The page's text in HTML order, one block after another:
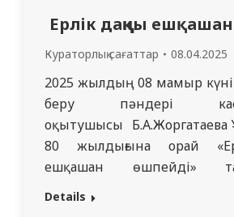
Ерлік даңқы
Кураторлық сағаттар 08.04.2025
2025 жылдың 08 мамыр күні
беру пәндері
оқытушысы Б.А.Жоргатаева
80 жылдығына орай
ешқашан өшпейді»
медицина факультетінің
Details